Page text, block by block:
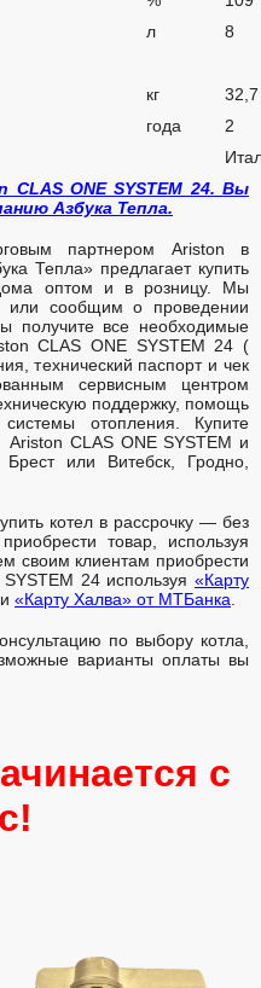
л
8
кг
32,7
года
2
ONE SYSTEM 24. Вы
Азбука Тепла.
партнером Ariston в
Тепла» предлагает купить
оптом и в розницу. Мы
или сообщим о проведении
получите все необходимые
CLAS ONE SYSTEM 24 (
технический паспорт и чек
сервисным центром
поддержку, помощь
отопления. Купите
Ariston CLAS ONE SYSTEM и
или Витебск, Гродно,
котел в рассрочку — без
товар, используя
своим клиентам приобрести
24 используя «Карту
«Карту Халва» от МТБанка
по выбору котла,
варианты оплаты вы
с